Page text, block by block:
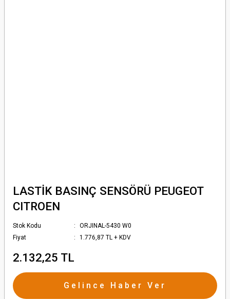
LASTİK BASINÇ SENSÖRÜ PEUGEOT
CITROEN
Stok Kodu
ORJINAL-5430 W0
Fiyat
1.776,87 TL + KDV
2.132,25 TL
Gelince Haber Ver